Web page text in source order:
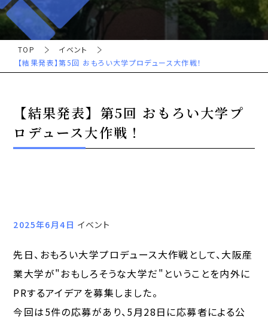
TOP
イベント
【結果発表】第5回 おもろい大学プロデュース大作戦！
【結果発表】第5回 おもろい大学プ
ロデュース大作戦！
2025年6月4日 イベント
先日、おもろい大学プロデュース大作戦として、大阪産
業大学が"おもしろそうな大学だ"ということを内外に
PRするアイデアを募集しました。
今回は5件の応募があり、5月28日に応募者による公